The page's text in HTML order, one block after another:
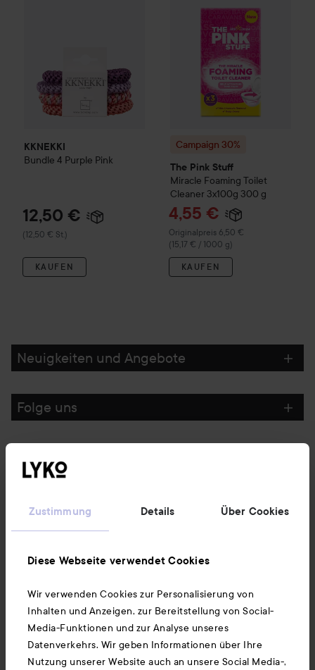
Zustimmung Details Über Cookies
Diese Webseite verwendet Cookies
Wir verwenden Cookies zur Personalisierung von
Inhalten und Anzeigen, zur Bereitstellung von Social-
Media-Funktionen und zur Analyse unseres
Datenverkehrs. Wir geben Informationen über Ihre
Nutzung unserer Website auch an unsere Social Media-,
KKNEKKI
Bundle 4 Purple Pink
12,50 €
(12,50 € St.)
KAUFEN
Campaign 30%
The Pink Stuff
Miracle Foaming Toilet
Cleaner 3x100g 300 g
Angebotspreis
4,55 €
Originalpreis 6,50 €
Regulärer Preis 6,50 €
(15,17 € / 1000 g)
KAUFEN
Neuigkeiten und Angebote
Folge uns
Informationen
Ebenfalls interessant
Unsere App herunterladen